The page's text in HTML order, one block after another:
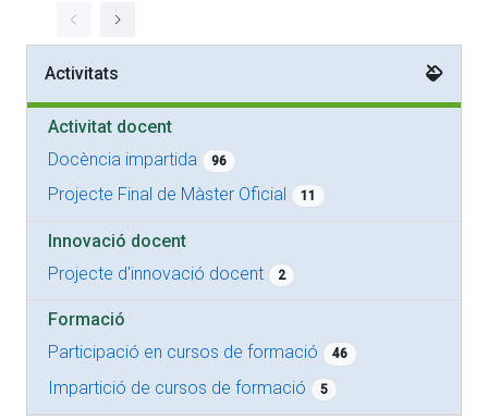
Activitats
Activitat docent
Docència impartida
96
Projecte Final de Màster Oficial 11
Innovació docent
Projecte d'innovació docent
2
Formació
Participació en cursos de formació
46
Impartició de cursos de formació 5